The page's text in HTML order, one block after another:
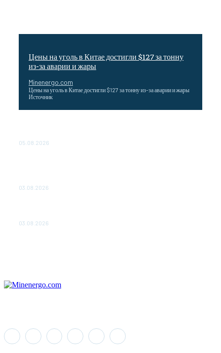
Цены на уголь в Китае достигли $127 за тонну
из-за аварии и жары
Minenergo.com
Цены на уголь в Китае достигли $127 за тонну из-за аварии и жары
Источник
05.08.2026
03.08.2026
03.08.2026